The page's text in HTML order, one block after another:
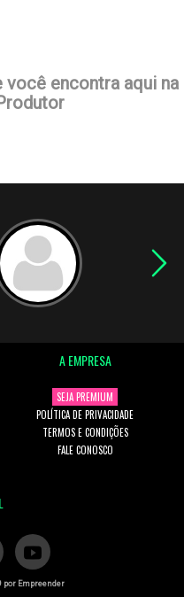
encontra aqui na
A EMPRESA
SEJA PREMIUM
POLÍTICA DE PRIVACIDADE
TERMOS E CONDIÇÕES
FALE CONOSCO
por Empreender